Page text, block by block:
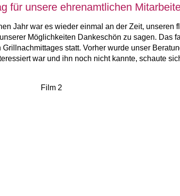
für unsere ehrenamtlichen
Jahr war es wieder einmal an der Zeit, unseren
Möglichkeiten Dankeschön zu sagen. Das
statt. Vorher wurde unser
war und ihn noch nicht kannte, schaute